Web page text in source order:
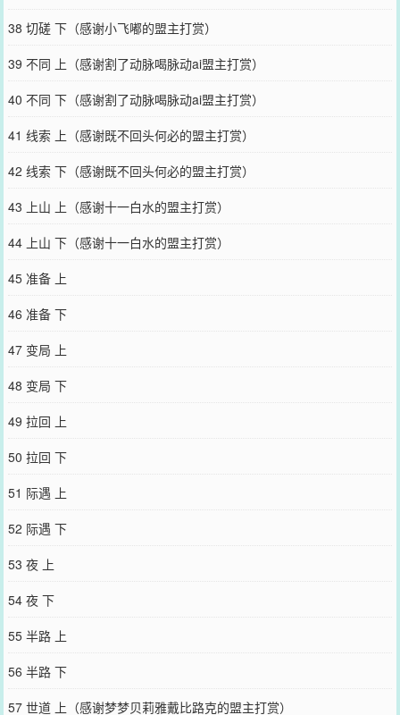
38 切磋 下（感谢小飞嘟的盟主打赏）
39 不同 上（感谢割了动脉喝脉动ai盟主打赏）
40 不同 下（感谢割了动脉喝脉动ai盟主打赏）
41 线索 上（感谢既不回头何必的盟主打赏）
42 线索 下（感谢既不回头何必的盟主打赏）
43 上山 上（感谢十一白水的盟主打赏）
44 上山 下（感谢十一白水的盟主打赏）
45 准备 上
46 准备 下
47 变局 上
48 变局 下
49 拉回 上
50 拉回 下
51 际遇 上
52 际遇 下
53 夜 上
54 夜 下
55 半路 上
56 半路 下
57 世道 上（感谢梦梦贝莉雅戴比路克的盟主打赏）